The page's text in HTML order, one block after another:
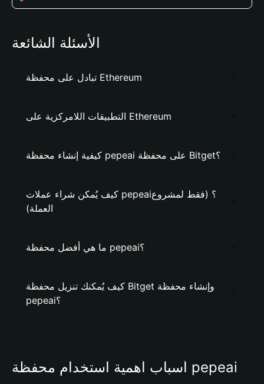
الأسئلة الشائعة
تبادل على محفظة Ethereum
التطبيقات اللامركزية على Ethereum
كيفية إنشاء محفظة pepeai على محفظة Bitget؟
كيف يُمكن شراء عملات pepeai؟ (فقط لمشروع
العملة)
ما هي أفضل محفظة pepeai؟
كيف يُمكنك تنزيل محفظة Bitget وإنشاء محفظة
pepeai؟
أسباب أهمية استخدام محفظة pepeai